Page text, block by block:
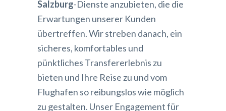
Salzburg-Dienste anzubieten, die die
Erwartungen unserer Kunden
übertreffen. Wir streben danach, ein
sicheres, komfortables und
pünktliches Transfererlebnis zu
bieten und Ihre Reise zu und vom
Flughafen so reibungslos wie möglich
zu gestalten. Unser Engagement für